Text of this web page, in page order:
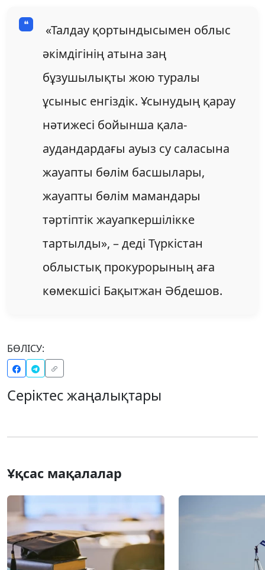
«Талдау қортындысымен облыс
әкімдігінің атына заң
бұзушылықты жою туралы
ұсыныс енгіздік. Ұсынудың қарау
нәтижесі бойынша қала-
аудандардағы ауыз су саласына
жауапты бөлім басшылары,
жауапты бөлім мамандары
тәртіптік жауапкершілікке
тартылды», – деді Түркістан
облыстық прокурорының аға
көмекшісі Бақытжан Әбдешов.
БӨЛІСУ:
Серіктес жаңалықтары
Ұқсас мақалалар